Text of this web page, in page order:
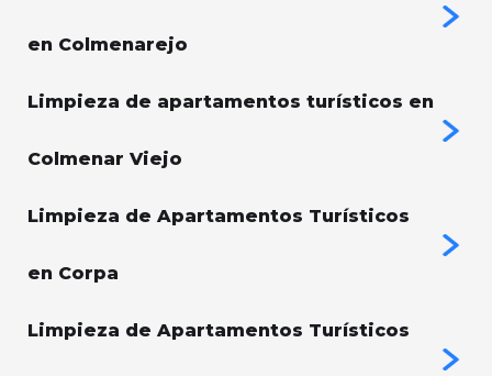
en Colmenarejo
Limpieza de apartamentos turísticos en
Colmenar Viejo
Limpieza de Apartamentos Turísticos
en Corpa
Limpieza de Apartamentos Turísticos